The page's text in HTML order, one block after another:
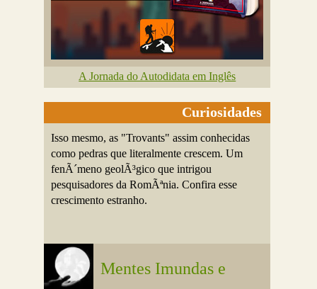
A Jornada do Autodidata em Inglês
Curiosidades
Isso mesmo, as "Trovants" assim conhecidas
como pedras que literalmente crescem. Um
fenÃ´meno geolÃ³gico que intrigou
pesquisadores da RomÃªnia. Confira esse
crescimento estranho.
Mentes Imundas e